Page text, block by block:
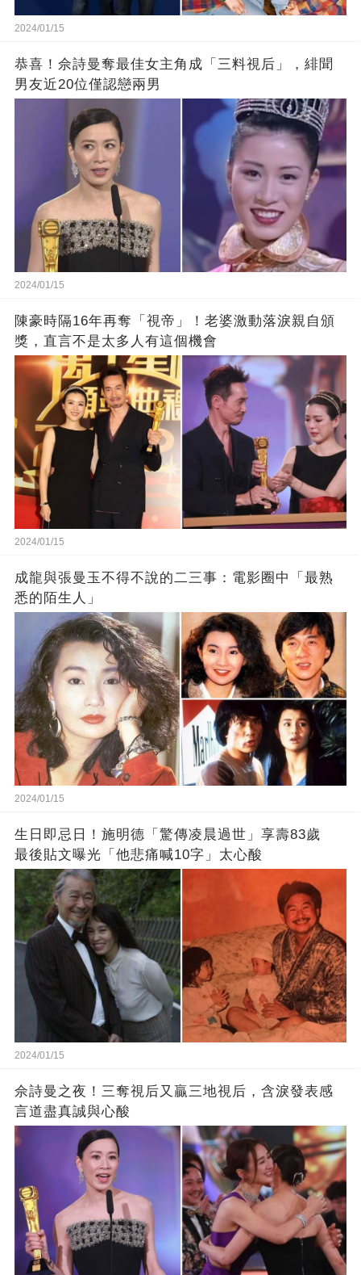
2024/01/15
恭喜！佘詩曼奪最佳女主角成「三料視后」，緋聞
男友近20位僅認戀兩男
2024/01/15
陳豪時隔16年再奪「視帝」！老婆激動落淚親自頒
獎，直言不是太多人有這個機會
2024/01/15
成龍與張曼玉不得不說的二三事：電影圈中「最熟
悉的陌生人」
2024/01/15
生日即忌日！施明德「驚傳凌晨過世」享壽83歲
最後貼文曝光「他悲痛喊10字」太心酸
2024/01/15
佘詩曼之夜！三奪視后又贏三地視后，含淚發表感
言道盡真誠與心酸